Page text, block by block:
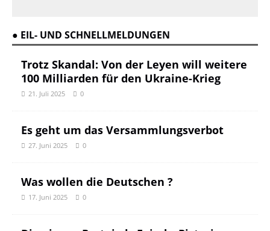
● EIL- UND SCHNELLMELDUNGEN
Trotz Skandal: Von der Leyen will weitere
100 Milliarden für den Ukraine-Krieg
21. Juli 2025 0
Es geht um das Versammlungsverbot
27. Juni 2025 0
Was wollen die Deutschen ?
17. Juni 2025 0